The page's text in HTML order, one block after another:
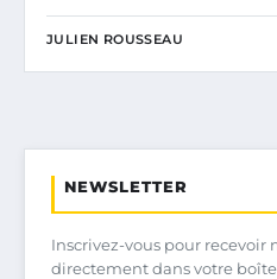
JULIEN ROUSSEAU
NEWSLETTER
Inscrivez-vous pour recevoir
directement dans votre